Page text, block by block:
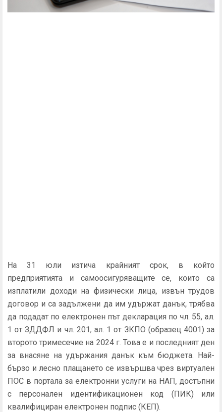
На 31 юли изтича крайният срок, в който
предприятията и самоосигуряващите се, които са
изплатили доходи на физически лица, извън трудов
договор и са задължени да им удържат данък, трябва
да подадат по електронен път декларация по чл. 55, ал.
1 от ЗДДФЛ и чл. 201, ал. 1 от ЗКПО (образец 4001) за
второто тримесечие на 2024 г. Това е и последният ден
за внасяне на удържания данък към бюджета. Най-
бързо и лесно плащането се извършва чрез виртуален
ПОС в портала за електронни услуги на НАП, достъпни
с персонален идентификационен код (ПИК) или
квалифициран електронен подпис (КЕП).